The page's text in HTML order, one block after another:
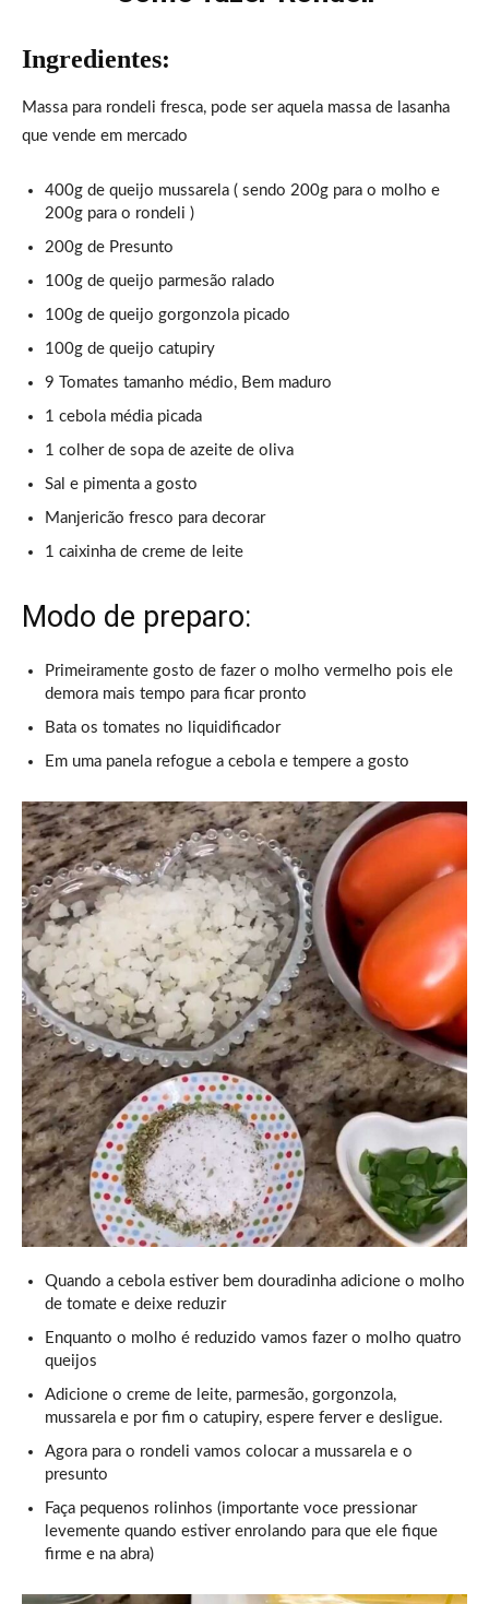
Ingredientes:
Massa para rondeli fresca, pode ser aquela massa de lasanha
que vende em mercado
400g de queijo mussarela ( sendo 200g para o molho e
200g para o rondeli )
200g de Presunto
100g de queijo parmesão ralado
100g de queijo gorgonzola picado
100g de queijo catupiry
9 Tomates tamanho médio, Bem maduro
1 cebola média picada
1 colher de sopa de azeite de oliva
Sal e pimenta a gosto
Manjericão fresco para decorar
1 caixinha de creme de leite
Modo de preparo:
Primeiramente gosto de fazer o molho vermelho pois ele
demora mais tempo para ficar pronto
Bata os tomates no liquidificador
Em uma panela refogue a cebola e tempere a gosto
Quando a cebola estiver bem douradinha adicione o molho
de tomate e deixe reduzir
Enquanto o molho é reduzido vamos fazer o molho quatro
queijos
Adicione o creme de leite, parmesão, gorgonzola,
mussarela e por fim o catupiry, espere ferver e desligue.
Agora para o rondeli vamos colocar a mussarela e o
presunto
Faça pequenos rolinhos (importante voce pressionar
levemente quando estiver enrolando para que ele fique
firme e na abra)